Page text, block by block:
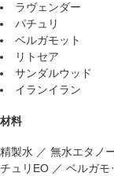
ラヴェンダー
パチュリ
ベルガモット
リトセア
サンダルウッド
イランイラン
材料
精製水 ／ 無水エタノ
チュリEO ／ ベルガモ